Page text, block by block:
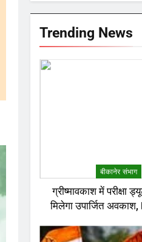
Trending News
बीकानेर संभाग
ग्रीष्मावकाश में परीक्षा
मिलेगा उपार्जित